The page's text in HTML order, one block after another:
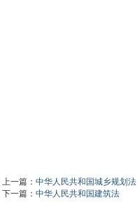
上一篇： 中华人民共和国城乡规划法
下一篇： 中华人民共和国建筑法